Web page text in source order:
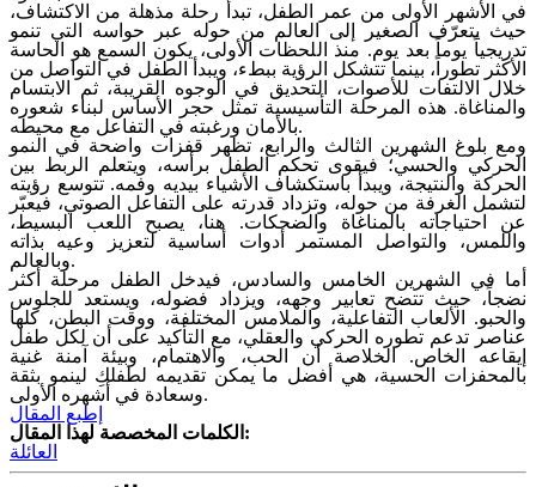
في الأشهر الأولى من عمر الطفل، تبدأ رحلة مذهلة من الاكتشاف،
حيث يتعرّف الصغير إلى العالم من حوله عبر حواسه التي تنمو
تدريجياً يوماً بعد يوم. منذ اللحظات الأولى، يكون السمع هو الحاسة
الأكثر تطوراً، بينما تتشكل الرؤية ببطء، ويبدأ الطفل في التواصل من
خلال الالتفات للأصوات، التحديق في الوجوه القريبة، ثم الابتسام
والمناغاة. هذه المرحلة التأسيسية تمثل حجر الأساس لبناء شعوره
بالأمان ورغبته في التفاعل مع محيطه.
ومع بلوغ الشهرين الثالث والرابع، تظهر قفزات واضحة في النمو
الحركي والحسي؛ فيقوى تحكم الطفل برأسه، ويتعلم الربط بين
الحركة والنتيجة، ويبدأ باستكشاف الأشياء بيديه وفمه. تتوسع رؤيته
لتشمل الغرفة من حوله، وتزداد قدرته على التفاعل الصوتي، فيعبّر
عن احتياجاته بالمناغاة والضحكات. هنا، يصبح اللعب البسيط،
واللمس، والتواصل المستمر أدوات أساسية لتعزيز وعيه بذاته
وبالعالم.
أما في الشهرين الخامس والسادس، فيدخل الطفل مرحلة أكثر
نضجاً، حيث تتضح تعابير وجهه، ويزداد فضوله، ويستعد للجلوس
والحبو. الألعاب التفاعلية، والملامس المختلفة، ووقت البطن، كلها
عناصر تدعم تطوره الحركي والعقلي، مع التأكيد على أن لكل طفل
إيقاعه الخاص. الخلاصة أن الحب، والاهتمام، وبيئة آمنة غنية
بالمحفزات الحسية، هي أفضل ما يمكن تقديمه لطفلكِ لينمو بثقة
وسعادة في أشهره الأولى.
إطبع المقال
الكلمات المخصصة لهذا المقال:
العائلة